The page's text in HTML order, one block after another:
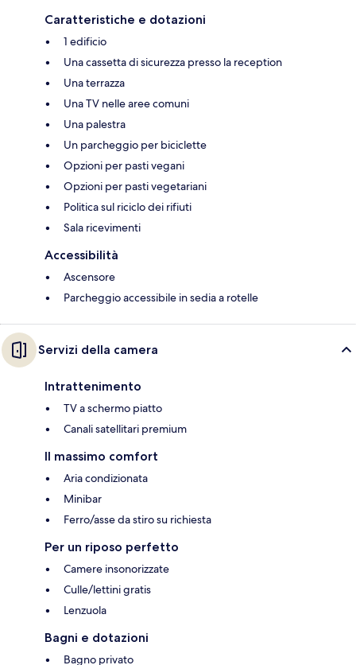
Caratteristiche e dotazioni
1 edificio
Una cassetta di sicurezza presso la reception
Una terrazza
Una TV nelle aree comuni
Una palestra
Un parcheggio per biciclette
Opzioni per pasti vegani
Opzioni per pasti vegetariani
Politica sul riciclo dei rifiuti
Sala ricevimenti
Accessibilità
Ascensore
Parcheggio accessibile in sedia a rotelle
Servizi della camera
Intrattenimento
TV a schermo piatto
Canali satellitari premium
Il massimo comfort
Aria condizionata
Minibar
Ferro/asse da stiro su richiesta
Per un riposo perfetto
Camere insonorizzate
Culle/lettini gratis
Lenzuola
Bagni e dotazioni
Bagno privato